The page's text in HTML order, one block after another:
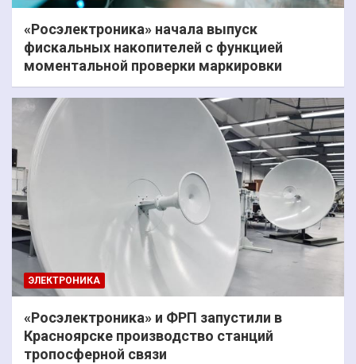
«Росэлектроника» начала выпуск
фискальных накопителей с функцией
моментальной проверки маркировки
ЭЛЕКТРОНИКА
«Росэлектроника» и ФРП запустили в
Красноярске производство станций
тропосферной связи